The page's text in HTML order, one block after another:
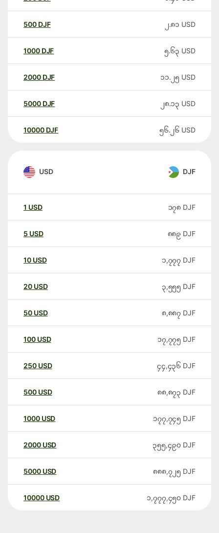
500 DJF ၂.၈၁ USD
1000 DJF ၅.၆၃ USD
2000 DJF ၁၁.၂၅ USD
5000 DJF ၂၈.၁၃ USD
10000 DJF ၅၆.၂၆ USD
USD DJF
1 USD ၁၇၈ DJF
5 USD ၈၈၉ DJF
10 USD ၁,၇၇၇ DJF
20 USD ၃,၅၅၅ DJF
50 USD ၈,၈၈၇ DJF
100 USD ၁၇,၇၇၅ DJF
250 USD ၄၄,၄၃၆ DJF
500 USD ၈၈,၈၇၃ DJF
1000 USD ၁၇၇,၇၄၅ DJF
2000 USD ၃၅၅,၄၉၀ DJF
5000 USD ၈၈၈,၇၂၅ DJF
10000 USD ၁,၇၇၇,၄၅၀ DJF